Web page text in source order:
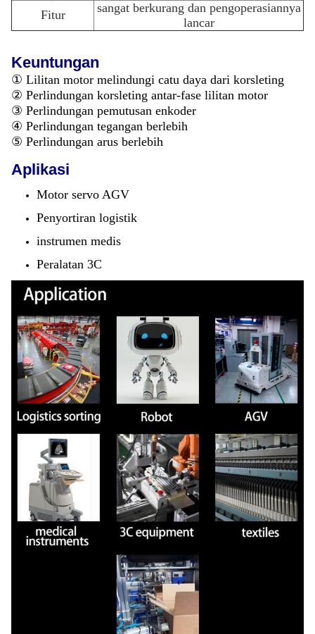
Fitur
sangat berkurang dan pengoperasiannya
lancar
Keuntungan
① Lilitan motor melindungi catu daya dari korsleting
② Perlindungan korsleting antar-fase lilitan motor
③ Perlindungan pemutusan enkoder
④ Perlindungan tegangan berlebih
⑤ Perlindungan arus berlebih
Aplikasi
Motor servo AGV
Penyortiran logistik
instrumen medis
Peralatan 3C